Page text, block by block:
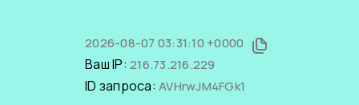
2026-08-07 03:31:10 +0000
Ваш IP: 216.73.216.229
ID запроса: AVHrwJM4FGk1